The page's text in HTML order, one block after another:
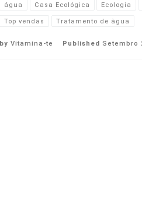
água Casa Ecológica Ecologia
Top vendas Tratamento de àgua
by Vitamina-te Published Setembro